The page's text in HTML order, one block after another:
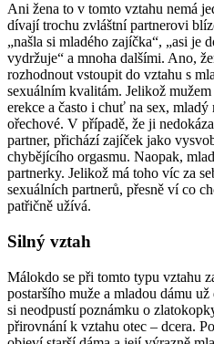
Ani žena to v tomto vztahu nemá
dívají trochu zvláštní partnerovi
„našla si mladého zajíčka“, „asi je
vydržuje“ a mnoha dalšími. Ano,
rozhodnout vstoupit do vztahu s
sexuálním kvalitám. Jelikož
erekce a často i chuť na sex,
ořechové. V případě, že ji
partner, přichází zajíček jako
chybějícího orgasmu. Naopak,
partnerky. Jelikož má toho víc za
sexuálních partnerů, přesně ví co
patřičně užívá.
Silný vztah
Málokdo se při tomto typu vztahu
postaršího muže a mladou dámu
si neodpustí poznámku o
přirovnání k vztahu otec – dcera.